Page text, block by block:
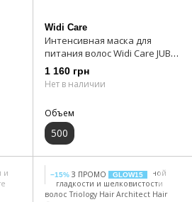
Widi Care
Интенсивная маска для
питания волос Widi Care JUBA
Butter Oil Intensivo
1 160 грн
Нет в наличии
Объем
500
−15% З ПРОМО GLOW15